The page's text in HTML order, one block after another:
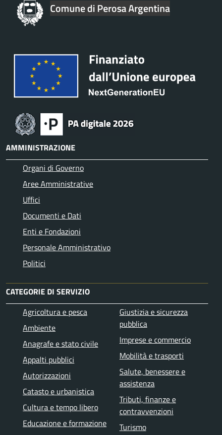
Comune di Perosa Argentina
AMMINISTRAZIONE
Organi di Governo
Aree Amministrative
Uffici
Documenti e Dati
Enti e Fondazioni
Personale Amministrativo
Politici
CATEGORIE DI SERVIZIO
Agricoltura e pesca
Ambiente
Anagrafe e stato civile
Appalti pubblici
Autorizzazioni
Catasto e urbanistica
Cultura e tempo libero
Educazione e formazione
Giustizia e sicurezza
pubblica
Imprese e commercio
Mobilità e trasporti
Salute, benessere e
assistenza
Tributi, finanze e
contravvenzioni
Turismo